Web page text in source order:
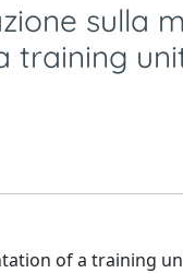
sulla
training
of a training